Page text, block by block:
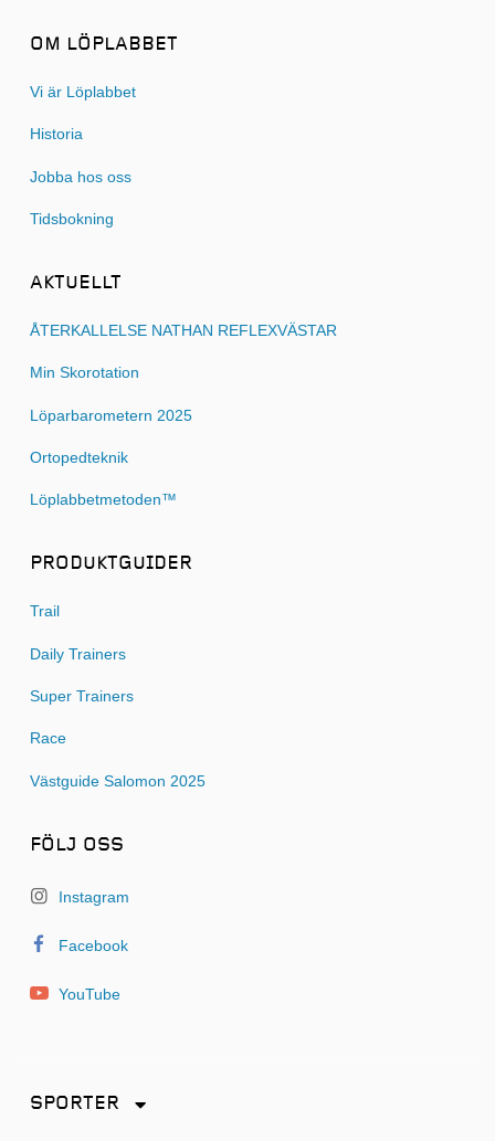
OM LÖPLABBET
Vi är Löplabbet
Historia
Jobba hos oss
Tidsbokning
AKTUELLT
ÅTERKALLELSE NATHAN REFLEXVÄSTAR
Min Skorotation
Löparbarometern 2025
Ortopedteknik
Löplabbetmetoden™
PRODUKTGUIDER
Trail
Daily Trainers
Super Trainers
Race
Västguide Salomon 2025
FÖLJ OSS
Instagram
Facebook
YouTube
SPORTER